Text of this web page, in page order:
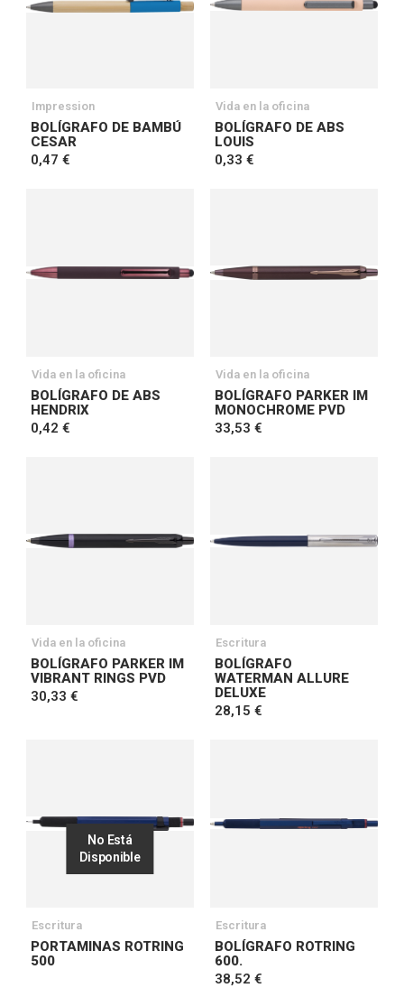
Impression
BOLÍGRAFO DE BAMBÚ
CESAR
0,47 €
Vida en la oficina
BOLÍGRAFO DE ABS
LOUIS
0,33 €
Vida en la oficina
BOLÍGRAFO DE ABS
HENDRIX
0,42 €
Vida en la oficina
BOLÍGRAFO PARKER IM
MONOCHROME PVD
33,53 €
Vida en la oficina
BOLÍGRAFO PARKER IM
VIBRANT RINGS PVD
30,33 €
Escritura
BOLÍGRAFO
WATERMAN ALLURE
DELUXE
28,15 €
No Está
Disponible
Escritura
PORTAMINAS ROTRING
500
Escritura
BOLÍGRAFO ROTRING
600.
38,52 €